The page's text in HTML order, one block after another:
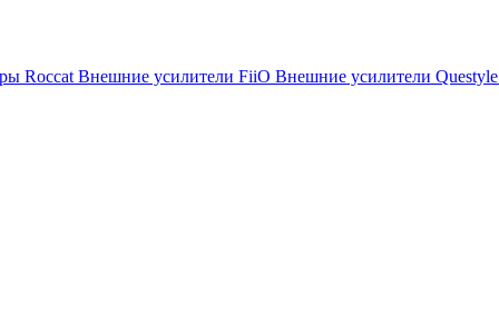
Roccat Внешние усилители FiiO Внешние усилители Questyle